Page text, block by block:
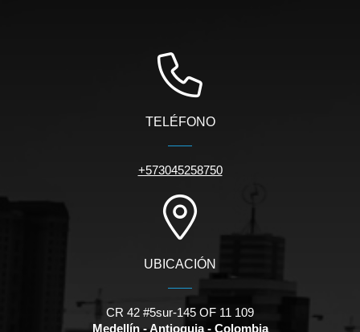
TELÉFONO
+573045258750
UBICACIÓN
CR 42 #5sur-145 OF 11 109
Medellín - Antioquia - Colombia